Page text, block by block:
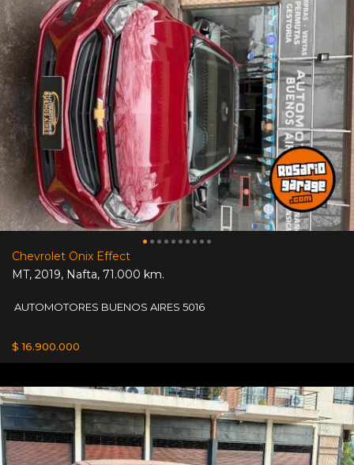
Chevrolet Onix Effect
MT, 2019, Nafta, 71.000 km.
AUTOMOTORES BUENOS AIRES 5016
$ 16.900.000